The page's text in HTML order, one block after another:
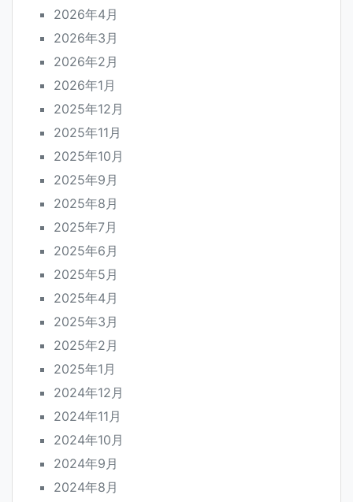
2026年4月
2026年3月
2026年2月
2026年1月
2025年12月
2025年11月
2025年10月
2025年9月
2025年8月
2025年7月
2025年6月
2025年5月
2025年4月
2025年3月
2025年2月
2025年1月
2024年12月
2024年11月
2024年10月
2024年9月
2024年8月